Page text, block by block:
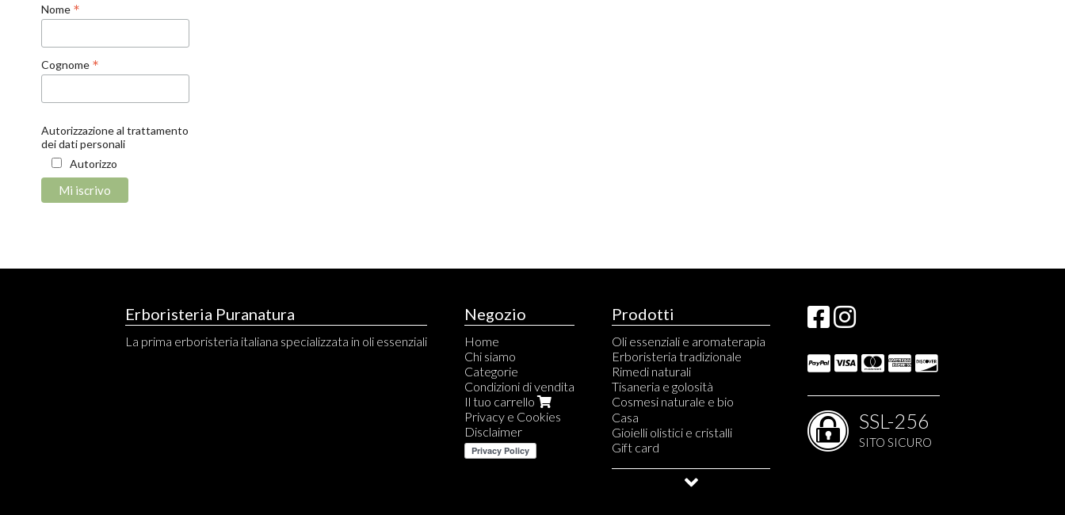
Nome *
Cognome *
Autorizzazione al trattamento
dei dati personali
Autorizzo
Erboristeria Puranatura
La prima erboristeria italiana specializzata in oli essenziali
Negozio
Home
Chi siamo
Categorie
Condizioni di vendita
Il tuo carrello
Privacy e Cookies
Disclaimer
Prodotti
Oli essenziali e aromaterapia
Erboristeria tradizionale
Rimedi naturali
Tisaneria e golosità
Cosmesi naturale e bio
Capelli
Viso
Corpo
Linee profumate L'Erbolario
Linee profumate Helan
Casa
Gioielli olistici e cristalli
Gift card
SSL-256
SITO SICURO